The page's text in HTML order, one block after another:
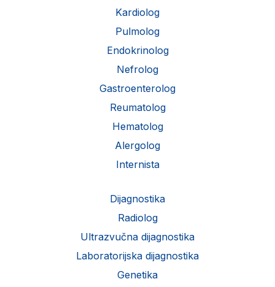
Kardiolog
Pulmolog
Endokrinolog
Nefrolog
Gastroenterolog
Reumatolog
Hematolog
Alergolog
Internista
Dijagnostika
Radiolog
Ultrazvučna dijagnostika
Laboratorijska dijagnostika
Genetika